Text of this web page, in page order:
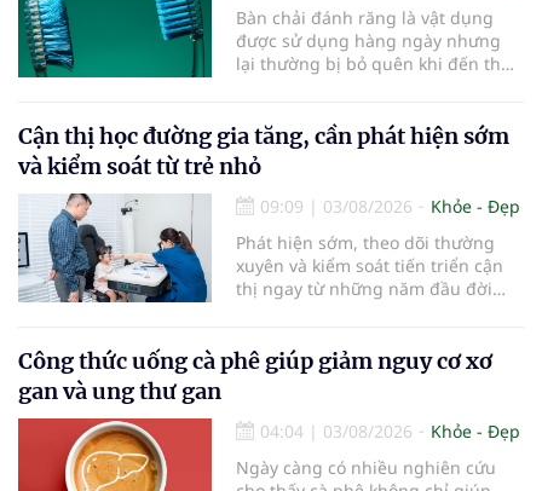
Bàn chải đánh răng là vật dụng
được sử dụng hàng ngày nhưng
lại thường bị bỏ quên khi đến thời
bàn chải quá lâu có thể làm giảm
hiệu quả làm sạch và ảnh hưởng
đến sức khỏe răng miệng...
Cận thị học đường gia tăng, cần phát hiện sớm
và kiểm soát từ trẻ nhỏ
09:09 | 03/08/2026
Khỏe - Đẹp
Phát hiện sớm, theo dõi thường
xuyên và kiểm soát tiến triển cận
thị ngay từ những năm đầu đời
trẻ. Đây cũng là định hướng của
Trung tâm Nhãn nhi và Kiểm soát
Đô đưa vào hoạt động ngày 1/8.
Công thức uống cà phê giúp giảm nguy cơ xơ
gan và ung thư gan
04:04 | 03/08/2026
Khỏe - Đẹp
Ngày càng có nhiều nghiên cứu